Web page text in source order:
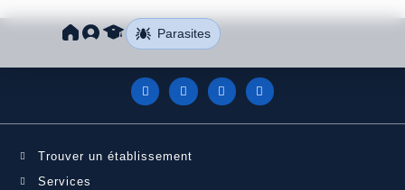
Parasites
Trouver un établissement
Services